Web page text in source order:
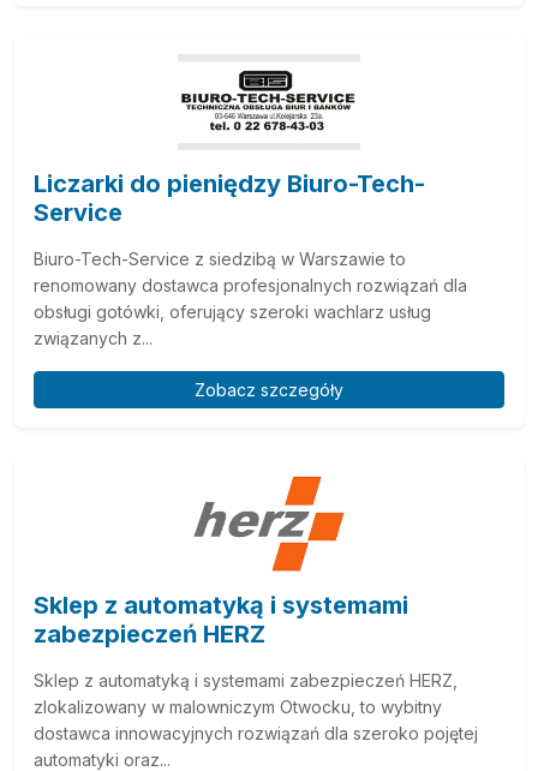
Liczarki do pieniędzy Biuro-Tech-
Service
Biuro-Tech-Service z siedzibą w Warszawie to
renomowany dostawca profesjonalnych rozwiązań dla
obsługi gotówki, oferujący szeroki wachlarz usług
związanych z...
Zobacz szczegóły
Sklep z automatyką i systemami
zabezpieczeń HERZ
Sklep z automatyką i systemami zabezpieczeń HERZ,
zlokalizowany w malowniczym Otwocku, to wybitny
dostawca innowacyjnych rozwiązań dla szeroko pojętej
automatyki oraz...